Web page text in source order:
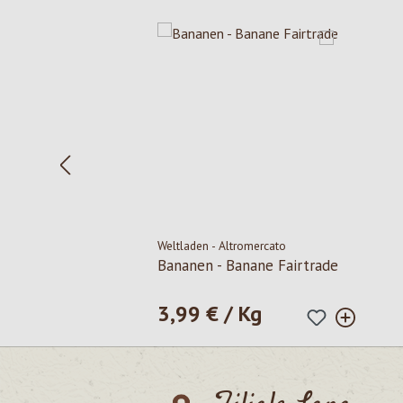
Weltladen - Altromercato
Bananen - Banane Fairtrade
Regulärer Preis:
3,99 € / Kg